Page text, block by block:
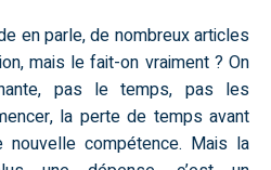
en parle, de nombreux articles
mais le fait-on vraiment ? On
pas le temps, pas les
la perte de temps avant
nouvelle compétence. Mais la